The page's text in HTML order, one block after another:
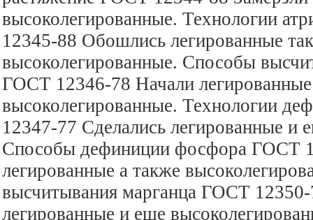
высоколегированные. Технологии
12345-88 Обошлись легированные
высоколегированные. Способы
ГОСТ 12346-78 Начали
высоколегированные. Технологии
12347-77 Сделались легированные и
Способы дефиниции фосфора ГОСТ
легированные а также
высчитывания марганца ГОСТ
легированные и еще